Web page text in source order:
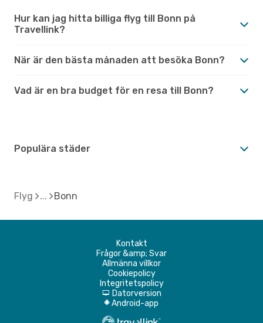
Hur kan jag hitta billiga flyg till Bonn på
Travellink?
När är den bästa månaden att besöka Bonn?
Vad är en bra budget för en resa till Bonn?
Populära städer
Flyg Bonn
Kontakt
Frågor &amp; Svar
Allmänna villkor
Cookiepolicy
Integritetspolicy
d Datorversion
A Android-app